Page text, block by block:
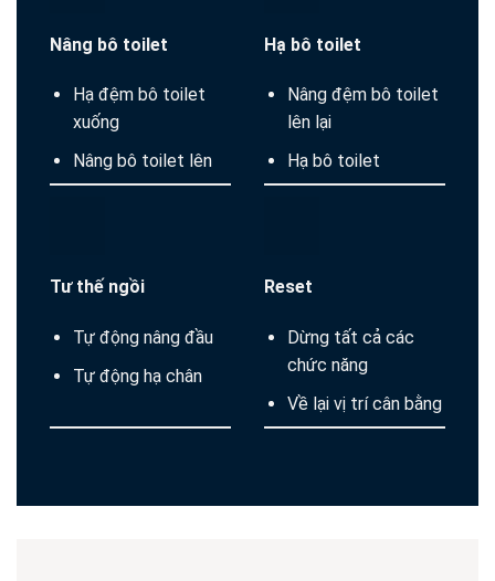
Nâng bô toilet
Hạ đệm bô toilet
xuống
Nâng bô toilet lên
Tư thế ngồi
Tự động nâng đầu
Tự động hạ chân
Hạ bô toilet
Nâng đệm bô toilet
lên lại
Hạ bô toilet
Reset
Dừng tất cả các
chức năng
Về lại vị trí cân bằng